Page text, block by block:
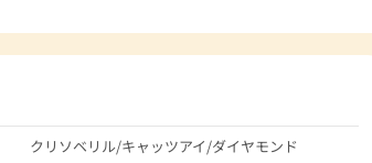
クリソベリル/キャッツアイ/ダイヤモンド